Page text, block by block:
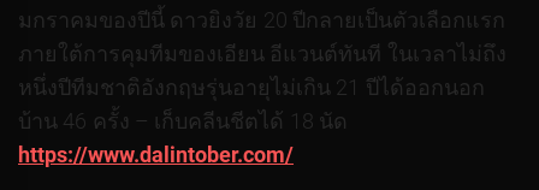
มกราคมของปีนี้ ดาวยิงวัย 20 ปีกลายเป็นตัวเลือกแรก
ภายใต้การคุมทีมของเอียน อีแวนต์ทันที ในเวลาไม่ถึง
หนึ่งปีทีมชาติอังกฤษรุ่นอายุไม่เกิน 21 ปีได้ออกนอก
บ้าน 46 ครั้ง – เก็บคลีนชีตได้ 18 นัด
https://www.dalintober.com/